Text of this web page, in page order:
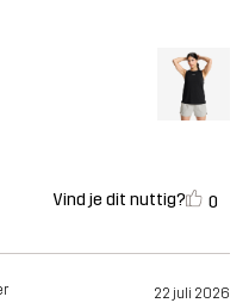
Vind je dit nuttig? 0
22 juli 2026